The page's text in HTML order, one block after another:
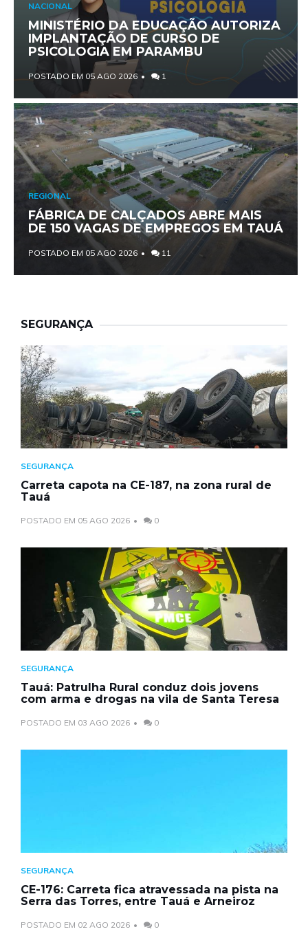
NACIONAL
MINISTÉRIO DA EDUCAÇÃO AUTORIZA
IMPLANTAÇÃO DE CURSO DE
PSICOLOGIA EM PARAMBU
POSTADO EM 05 AGO 2026 1
REGIONAL
FÁBRICA DE CALÇADOS ABRE MAIS
DE 150 VAGAS DE EMPREGOS EM TAUÁ
POSTADO EM 05 AGO 2026 11
SEGURANÇA
SEGURANÇA
Carreta capota na CE-187, na zona rural de
Tauá
POSTADO EM 05 AGO 2026 0
SEGURANÇA
Tauá: Patrulha Rural conduz dois jovens
com arma e drogas na vila de Santa Teresa
POSTADO EM 03 AGO 2026 0
SEGURANÇA
CE-176: Carreta fica atravessada na pista na
Serra das Torres, entre Tauá e Arneiroz
POSTADO EM 02 AGO 2026 0